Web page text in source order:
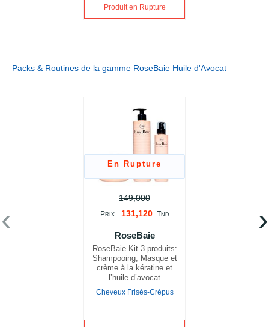
Produit en Rupture
Packs & Routines de la gamme RoseBaie Huile d'Avocat
En Rupture
149,000
PRIX 131,120 TND
RoseBaie
RoseBaie Kit 3 produits:
Shampooing, Masque et
crème à la kératine et
l’huile d’avocat
Cheveux Frisés-Crépus
‹ ›